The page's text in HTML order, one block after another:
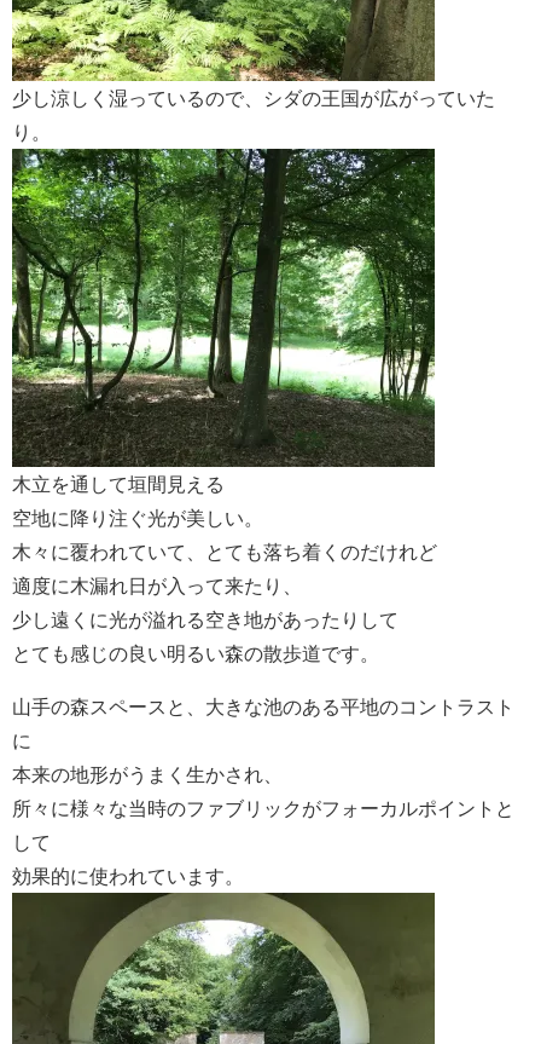
少し涼しく湿っているので、シダの王国が広がっていた
り。
木立を通して垣間見える
空地に降り注ぐ光が美しい。
木々に覆われていて、とても落ち着くのだけれど
適度に木漏れ日が入って来たり、
少し遠くに光が溢れる空き地があったりして
とても感じの良い明るい森の散歩道です。
山手の森スペースと、大きな池のある平地のコントラスト
に
本来の地形がうまく生かされ、
所々に様々な当時のファブリックがフォーカルポイントと
して
効果的に使われています。